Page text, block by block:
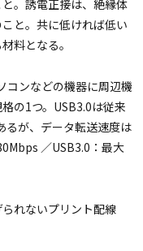
。誘電正接は、絶縁体
と。共に低ければ低い
料となる。
コンなどの機器に周辺機
の1つ。USB3.0は従来
るが、データ転送速度は
／USB3.0：最大
れないプリント配線